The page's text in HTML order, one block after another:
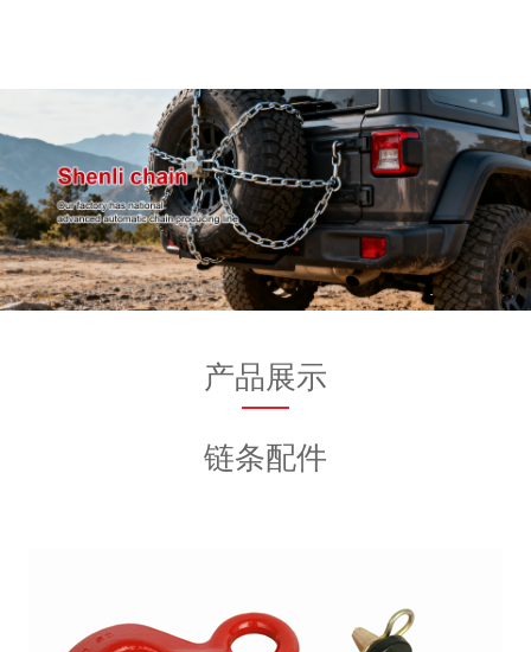
产品展示
链条配件